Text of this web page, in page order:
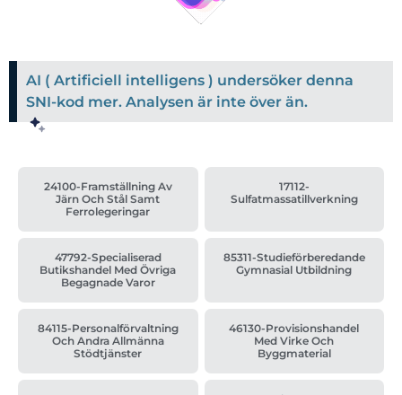
AI ( Artificiell intelligens ) undersöker denna
SNI-kod mer. Analysen är inte över än.
24100-Framställning Av
Järn Och Stål Samt
Ferrolegeringar
17112-
Sulfatmassatillverkning
47792-Specialiserad
Butikshandel Med Övriga
Begagnade Varor
85311-Studieförberedande
Gymnasial Utbildning
84115-Personalförvaltning
Och Andra Allmänna
Stödtjänster
46130-Provisionshandel
Med Virke Och
Byggmaterial